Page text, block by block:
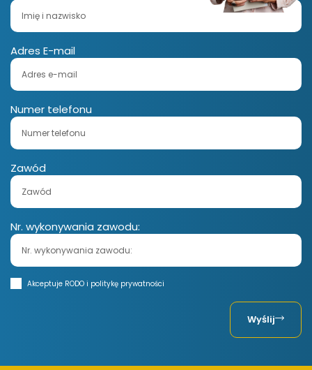
Adres E-mail
Numer telefonu
Zawód
Nr. wykonywania zawodu:
Akceptuje RODO i politykę prywatności
Wyślij